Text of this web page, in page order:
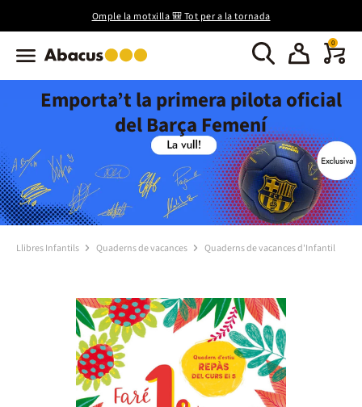
Omple la motxilla 🎒 Tot per a la tornada
0
Emporta’t la primera pilota oficial
del Barça Femení
Llibres Infantils Quaderns de vacances Quaderns de vacances d'Infantil